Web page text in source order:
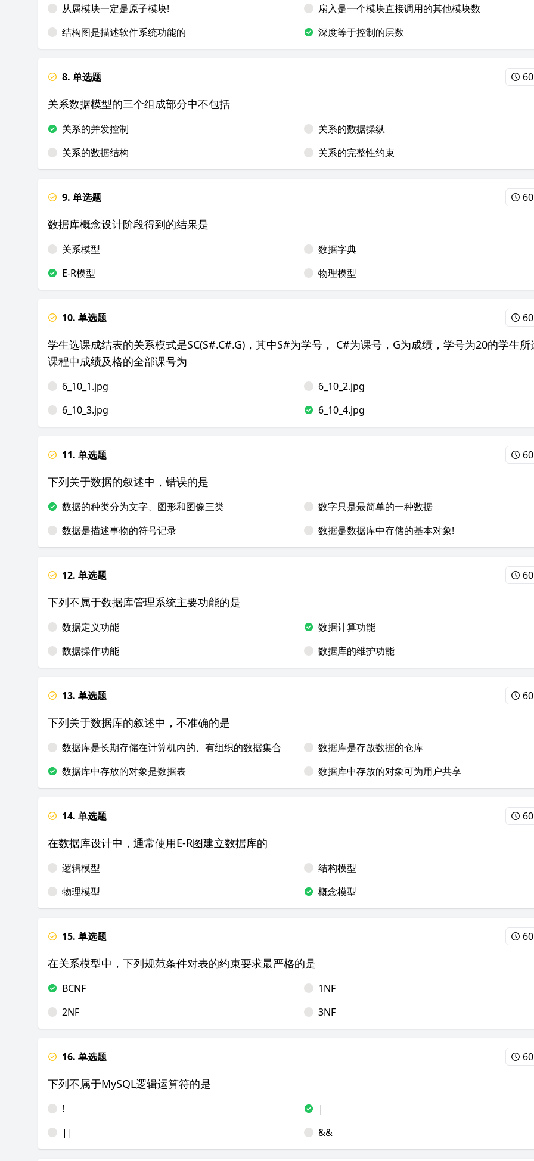
从属模块一定是原子模块!
扇入是一个模块直接调用的其他模块数
结构图是描述软件系统功能的
深度等于控制的层数
8. 单选题
关系数据模型的三个组成部分中不包括
关系的并发控制
关系的数据操纵
关系的数据结构
关系的完整性约束
9. 单选题
数据库概念设计阶段得到的结果是
关系模型
数据字典
E-R模型
物理模型
10. 单选题
学生选课成结表的关系模式是SC(S#.C#.G)，其中S#为学号， C#为课号，G为成绩，学号为20的学生所
课程中成绩及格的全部课号为
6_10_1.jpg
6_10_2.jpg
6_10_3.jpg
6_10_4.jpg
11. 单选题
下列关于数据的叙述中，错误的是
数据的种类分为文字、图形和图像三类
数字只是最简单的一种数据
数据是描述事物的符号记录
数据是数据库中存储的基本对象!
12. 单选题
下列不属于数据库管理系统主要功能的是
数据定义功能
数据计算功能
数据操作功能
数据库的维护功能
13. 单选题
下列关于数据库的叙述中，不准确的是
数据库是长期存储在计算机内的、有组织的数据集合
数据库是存放数据的仓库
数据库中存放的对象是数据表
数据库中存放的对象可为用户共享
14. 单选题
在数据库设计中，通常使用E-R图建立数据库的
逻辑模型
结构模型
物理模型
概念模型
15. 单选题
在关系模型中，下列规范条件对表的约束要求最严格的是
BCNF
1NF
2NF
3NF
16. 单选题
下列不属于MySQL逻辑运算符的是
!
|
||
&&